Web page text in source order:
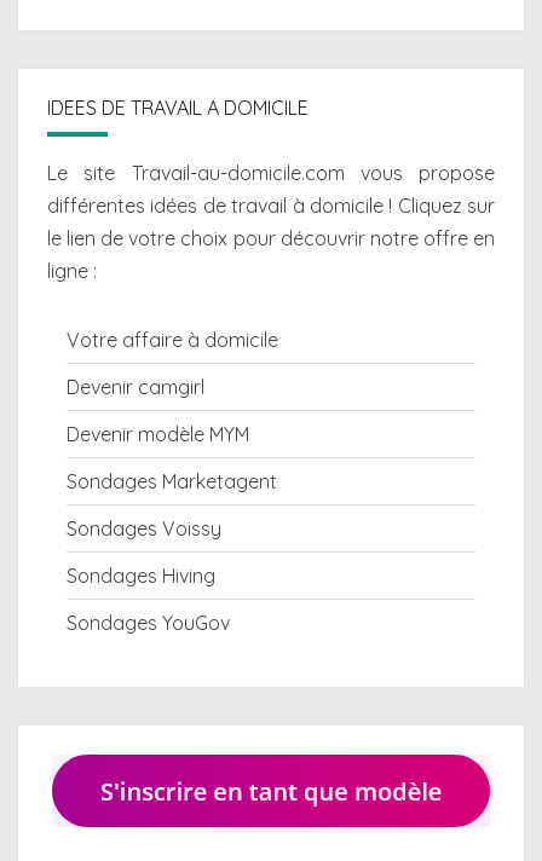
IDEES DE TRAVAIL A DOMICILE
Le site Travail-au-domicile.com vous propose
différentes idées de travail à domicile! Cliquez sur
le lien de votre choix pour découvrir notre offre en
ligne :
Votre affaire à domicile
Devenir camgirl
Devenir modèle MYM
Sondages Marketagent
Sondages Voissy
Sondages Hiving
Sondages YouGov